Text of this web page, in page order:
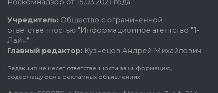
Учредитель: Общество с ограниченной
ответственностью "Информационное агентство "1-
Лайн"
Главный редактор: Кузнецов Андрей Михайлович
Редакция не несет ответственности за информацию,
содержащуюся в рекламных объявлениях.